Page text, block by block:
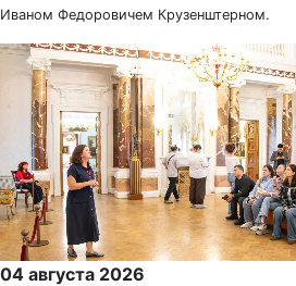
Иваном Федоровичем Крузенштерном.
04 августа 2026